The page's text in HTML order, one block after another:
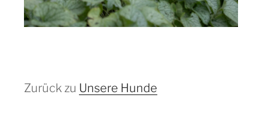
Zurück zu Unsere Hunde